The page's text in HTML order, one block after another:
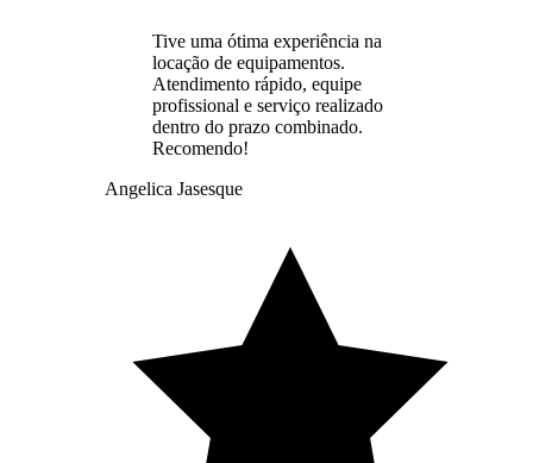
Tive uma ótima experiência na
locação de equipamentos.
Atendimento rápido, equipe
profissional e serviço realizado
dentro do prazo combinado.
Recomendo!
Angelica Jasesque